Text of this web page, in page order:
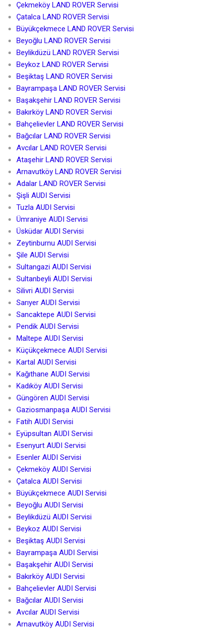
Çekmeköy LAND ROVER Servisi
Çatalca LAND ROVER Servisi
Büyükçekmece LAND ROVER Servisi
Beyoğlu LAND ROVER Servisi
Beylikdüzü LAND ROVER Servisi
Beykoz LAND ROVER Servisi
Beşiktaş LAND ROVER Servisi
Bayrampaşa LAND ROVER Servisi
Başakşehir LAND ROVER Servisi
Bakırköy LAND ROVER Servisi
Bahçelievler LAND ROVER Servisi
Bağcılar LAND ROVER Servisi
Avcılar LAND ROVER Servisi
Ataşehir LAND ROVER Servisi
Arnavutköy LAND ROVER Servisi
Adalar LAND ROVER Servisi
Şişli AUDI Servisi
Tuzla AUDI Servisi
Ümraniye AUDI Servisi
Üsküdar AUDI Servisi
Zeytinburnu AUDI Servisi
Şile AUDI Servisi
Sultangazi AUDI Servisi
Sultanbeyli AUDI Servisi
Silivri AUDI Servisi
Sarıyer AUDI Servisi
Sancaktepe AUDI Servisi
Pendik AUDI Servisi
Maltepe AUDI Servisi
Küçükçekmece AUDI Servisi
Kartal AUDI Servisi
Kağıthane AUDI Servisi
Kadıköy AUDI Servisi
Güngören AUDI Servisi
Gaziosmanpaşa AUDI Servisi
Fatih AUDI Servisi
Eyüpsultan AUDI Servisi
Esenyurt AUDI Servisi
Esenler AUDI Servisi
Çekmeköy AUDI Servisi
Çatalca AUDI Servisi
Büyükçekmece AUDI Servisi
Beyoğlu AUDI Servisi
Beylikdüzü AUDI Servisi
Beykoz AUDI Servisi
Beşiktaş AUDI Servisi
Bayrampaşa AUDI Servisi
Başakşehir AUDI Servisi
Bakırköy AUDI Servisi
Bahçelievler AUDI Servisi
Bağcılar AUDI Servisi
Avcılar AUDI Servisi
Arnavutköy AUDI Servisi